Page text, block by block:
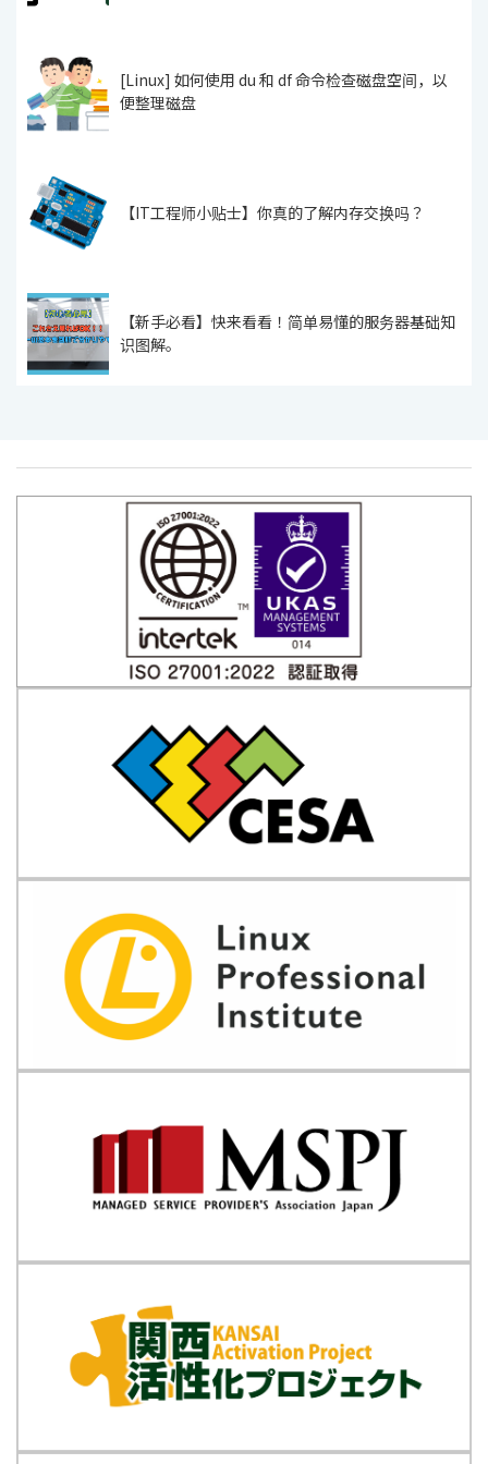
[Linux] 如何使用 du 和 df 命令检查磁盘空间，以
便整理磁盘
【IT工程师小贴士】你真的了解内存交换吗？
【新手必看】快来看看！简单易懂的服务器基础知
识图解。